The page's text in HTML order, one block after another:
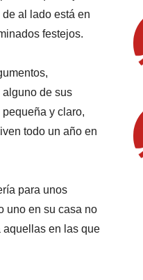
al lado está en
festejos.
alguno de sus
y claro,
todo un año en
para unos
uno en su casa no
aquellas en las que